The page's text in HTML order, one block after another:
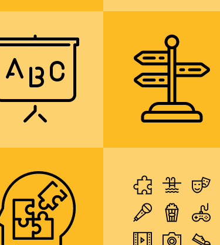
skupinách
podle
znalostí
prostřednictvím
volitelných
předmětů
bezplatného
poradenství u
školního
psychologa
aktivity a kulturní,
sportovní a
počítačové kroužky